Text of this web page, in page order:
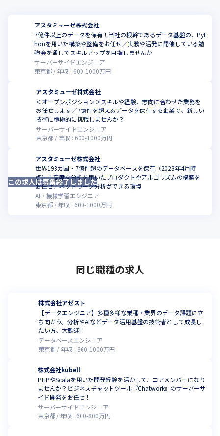
アスタミューゼ株式会社
7億件以上のデータを保有！当社の根幹であるデータ基盤の、Pyt
honを用いた構築や整備をお任せ／実務や活発に開催している勉
強会を通してスキルアップを目指しませんか
サーバーサイドエンジニア
東京都
年収 : 600-1000万円
アスタミューゼ株式会社
＜オープンポジション＞スキルや経験、志向に合わせた業務を
お任せします／7億件を超えるデータを保有する企業で、新しい
技術に積極的に挑戦しませんか？
サーバーサイドエンジニア
東京都
年収 : 600-1000万円
アスタミューゼ株式会社
世界193カ国・7億件超のデータベースを保有（2023年4月時
点）！高度な分析を用いたプロダクトやアルゴリズムの構築を
お任せ／ネットワーク分析ができる環境
AI・機械学習エンジニア
東京都
年収 : 600-1000万円
この求人は募集終了しました
同じ職種の求人
株式会社アゼスト
【データエンジニア】多種多様な業種・業界のデータ課題に立
ち向かう。分析やAIなどデータ活用基盤の技術者として成長し
たい方、大歓迎！
データベースエンジニア
東京都
年収 : 360-1000万円
株式会社kubell
PHPやScalaを用いた開発経験を活かして、コアメンバーになり
ませんか？ビジネスチャットツール『Chatwork』のサーバーサ
イド開発をお任せ！
サーバーサイドエンジニア
東京都
年収 : 600-800万円